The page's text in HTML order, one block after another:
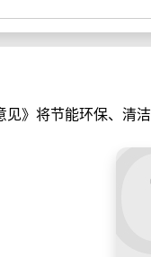
》将节能环保、清